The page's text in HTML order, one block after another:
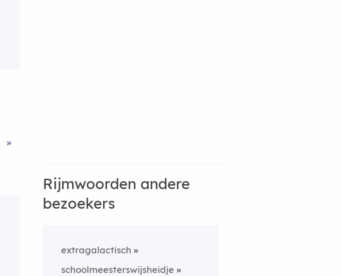
»
Rijmwoorden andere
bezoekers
extragalactisch
schoolmeesterswijsheidje